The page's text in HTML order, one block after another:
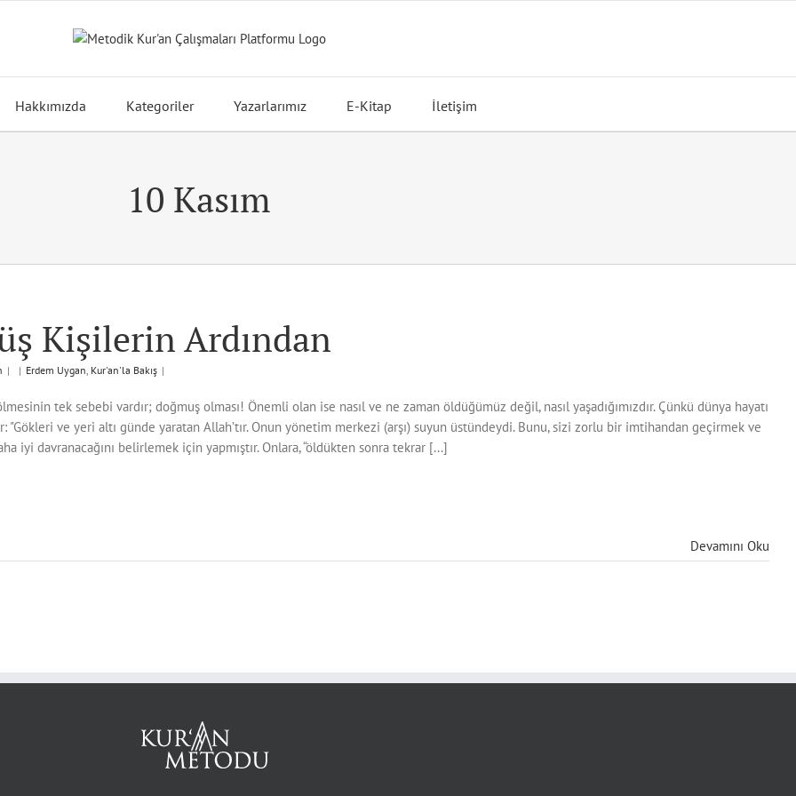
Hakkımızda Kategoriler Yazarlarımız E-Kitap İletişim
10 Kasım
Kişilerin Ardından
| | Erdem Uygan, Kur'an'la Bakış |
tek sebebi vardır; doğmuş olması! Önemli olan ise nasıl ve ne zaman öldüğümüz değil, nasıl yaşadığımızdır. Çünkü dünya hayatı
"Gökleri ve yeri altı günde yaratan Allah’tır. Onun yönetim merkezi (arşı) suyun üstündeydi. Bunu, sizi zorlu bir imtihandan geçirmek ve
iyi davranacağını belirlemek için yapmıştır. Onlara, “öldükten sonra tekrar [...]
Devamını Oku